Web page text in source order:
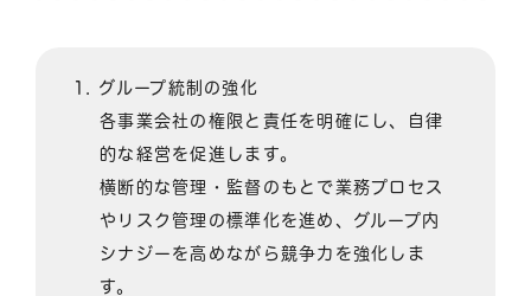
グループ統制の強化
各事業会社の権限と責任を明確にし、自律
的な経営を促進します。
横断的な管理・監督のもとで業務プロセス
やリスク管理の標準化を進め、グループ内
シナジーを高めながら競争力を強化しま
す。